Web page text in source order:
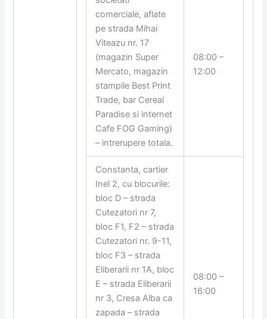
comerciale, aflate
pe strada Mihai
Viteazu nr. 17
(magazin Super
Mercato, magazin
stampile Best Print
Trade, bar Cereal
Paradise si internet
Cafe FOG Gaming)
– intrerupere totala.
08:00 –
12:00
Constanta, cartier
Inel 2, cu blocurile:
bloc D – strada
Cutezatori nr 7,
bloc F1, F2 – strada
Cutezatori nr. 9-11,
bloc F3 – strada
Eliberarii nr 1A, bloc
E – strada Eliberarii
nr 3, Cresa Alba ca
zapada – strada
08:00 –
16:00